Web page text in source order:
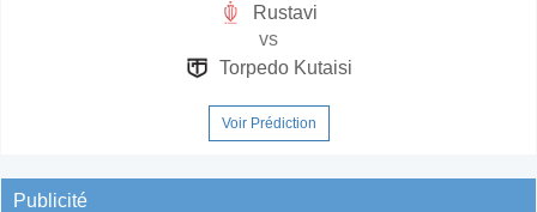
Rustavi
vs
Torpedo Kutaisi
Voir Prédiction
Publicité